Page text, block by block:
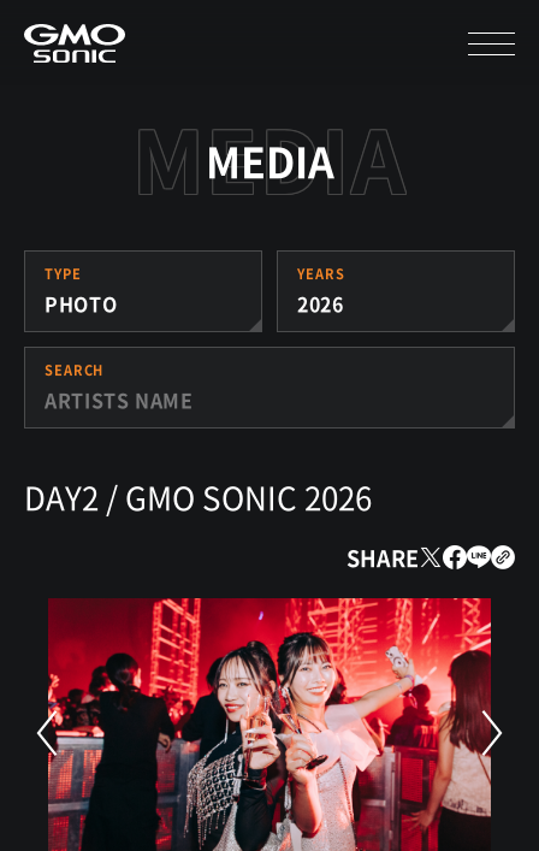
MEDIA
TYPE
PHOTO
YEARS
2026
SEARCH
DAY2 / GMO SONIC 2026
SHARE